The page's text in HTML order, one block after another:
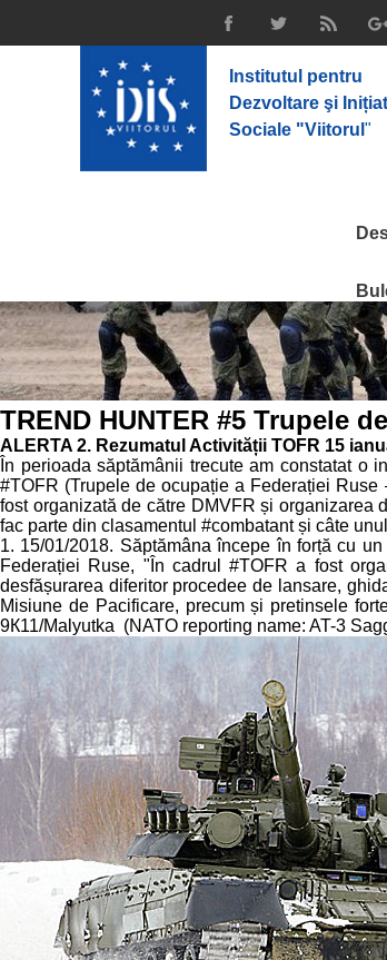
Institutul pentru
Dezvoltare şi
Sociale "Viitorul "
TREND HUNTER #5 Trupele
ALERTA 2. Rezumatul Activității TOFR 15
În perioada săptămânii trecute am constatat o
#TOFR (Trupele de ocupație a Federației
fost organizată de către DMVFR și organizarea
fac parte din clasamentul #combatant și câte
1. 15/01/2018. Săptămâna începe în forță cu
Federației Ruse, "În cadrul #TOFR a fost
desfășurarea diferitor procedee de lansare,
Misiune de Pacificare, precum și pretinsele
9К11/Malyutka (NATO reporting name: AT-3